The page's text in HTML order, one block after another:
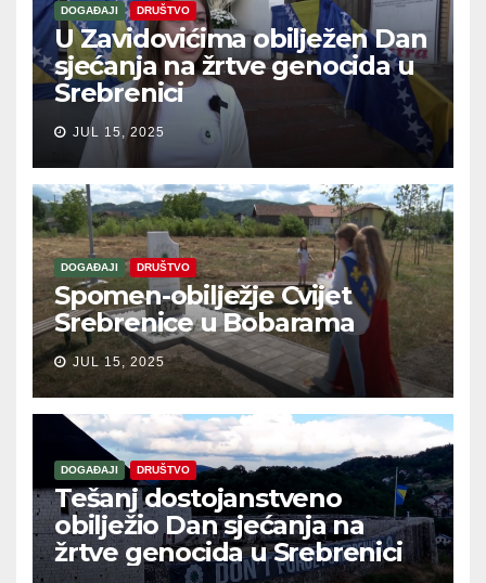
DOGAĐAJI DRUŠTVO
U Zavidovićima obilježen Dan
sjećanja na žrtve genocida u
Srebrenici
JUL 15, 2025
DOGAĐAJI DRUŠTVO
Spomen-obilježje Cvijet
Srebrenice u Bobarama
JUL 15, 2025
DOGAĐAJI DRUŠTVO
Tešanj dostojanstveno
obilježio Dan sjećanja na
žrtve genocida u Srebrenici